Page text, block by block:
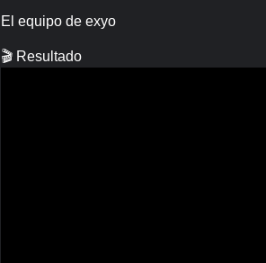
El equipo de exyo
🎬 Resultado